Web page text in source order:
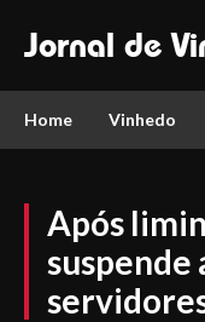
Jornal de
Home Vinhedo
Após
suspende